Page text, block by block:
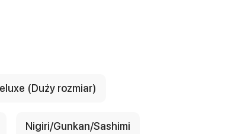
(Duży rozmiar)
Nigiri/Gunkan/Sashimi